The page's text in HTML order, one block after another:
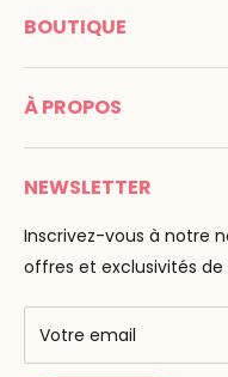
Promenade Jean Dalba
Tél : 05 53 61 21 26
Email :
BOUTIQUE
C G V
Mentions légales
Paiement
Livraison
F.A.Q
À PROPOS
Montessori Spirit
Maria Montessori
La pédagogie
Nos marques
Centres de formation
Public Montessori
NEWSLETTER
Inscrivez-vous à notre
offres et exclusivités
Votre email